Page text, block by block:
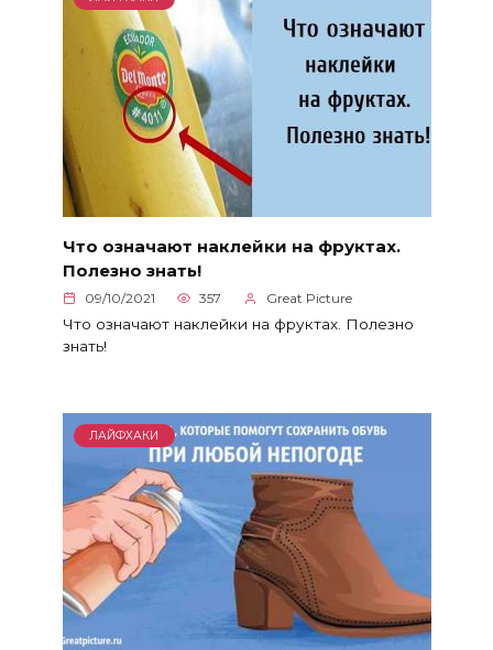
Что означают наклейки на фруктах.
Полезно знать!
09/10/2021 357 Great Picture
Что означают наклейки на фруктах. Полезно
знать!
ЛАЙФХАКИ